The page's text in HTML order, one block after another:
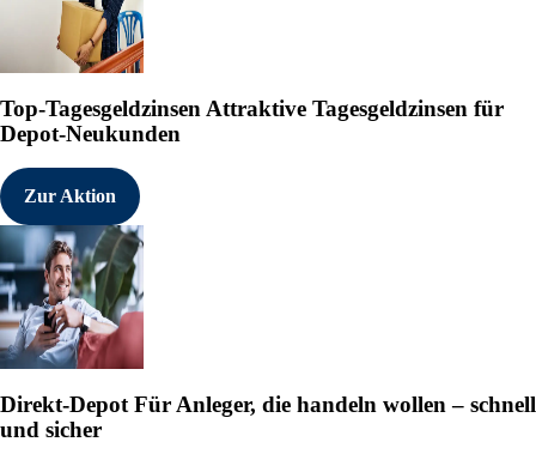
Top-Tagesgeldzinsen Attraktive Tagesgeldzinsen für
Depot-Neukunden
Zur Aktion
Direkt-Depot Für Anleger, die handeln wollen – schnell
und sicher